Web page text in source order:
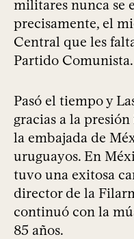
militares nunca se
precisamente, el
Central que les
Partido Comunista.
Pasó el tiempo y
gracias a la
la embajada de
uruguayos. En
tuvo una exitosa
director de la
continuó con la
85 años.